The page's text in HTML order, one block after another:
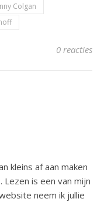
Colgan
0 reacties
kleins af aan maken
is een van mijn
neem ik jullie